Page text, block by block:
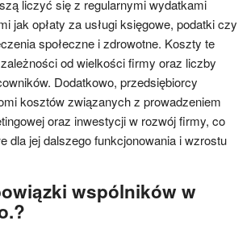
liczyć się z regularnymi wydatkami
jak opłaty za usługi księgowe, podatki czy
społeczne i zdrowotne. Koszty te
od wielkości firmy oraz liczby
Dodatkowo, przedsiębiorcy
kosztów związanych z prowadzeniem
oraz inwestycji w rozwój firmy, co
dla jej dalszego funkcjonowania i wzrostu
wspólników w